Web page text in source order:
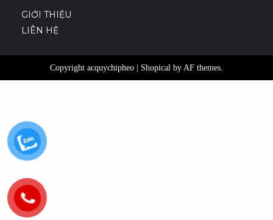
GIỚI THIỆU
LIÊN HỆ
Copyright acquychipheo Shopical by AF themes.